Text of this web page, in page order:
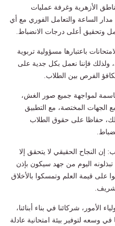
الأزهرية وغرفة عمليات
الساعة والتعامل الفوري مع أي
وتحقيق أعلى درجات الانضباط.
باعتبارها مسؤولية تربوية
ولذلك فإننا نعمل بكل جدية على
الفرص بين الطلاب.
لمواجهة جميع صور الغش،
الجهات المختصة، مع التطبيق
حفاظا على حقوق الطلاب
إن النجاح الحقيقي لا يتحقق إلا
تبذلونه اليوم من جهد سيكون بإذن
على قيمة العلم وتمسكوا بالأخلاق
الأمور، شركائنا في بناء أبنائنا،
وسعه لتوفير بيئة امتحانية عادلة